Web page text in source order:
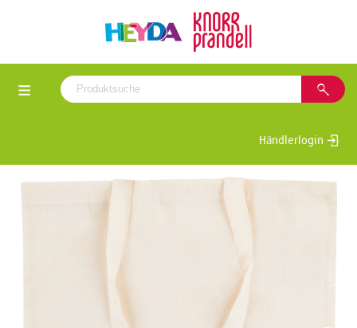
Händlerlogin